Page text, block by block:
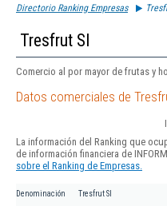
Directorio Ranking Empresas
Tresfrut Sl
Comercio al por mayor de frutas y
Datos comerciales de
La información del Ranking que
de información financiera de
sobre el Ranking de Empresas.
Denominación Tresfrut Sl